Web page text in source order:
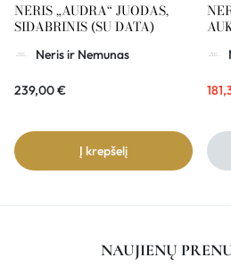
NERIS „AUDRA“ JUODAS,
SIDABRINIS (SU DATA)
Neris ir Nemunas
239,00€
Į krepšelį
NAUJIENŲ